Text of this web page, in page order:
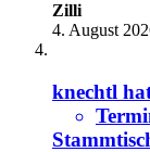
Zilli
4. August
knechtl